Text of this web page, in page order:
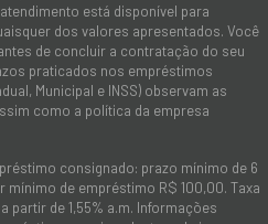
está disponível para
dos valores apresentados. Você
de concluir a contratação do seu
praticados nos empréstimos
Municipal e INSS) observam as
como a política da empresa
consignado: prazo mínimo de 6
mínimo de empréstimo R$ 100,00. Taxa
partir de 1,55% a.m. Informações